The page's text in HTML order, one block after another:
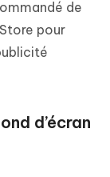
de
pour
d’écran